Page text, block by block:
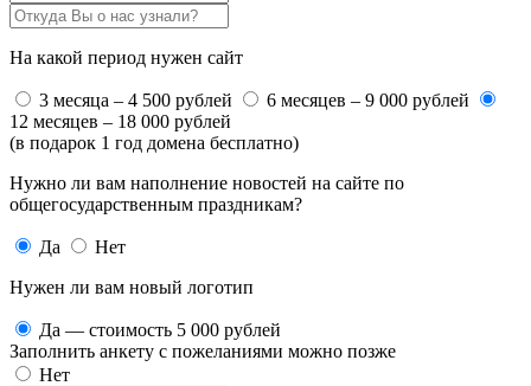
На какой период нужен сайт
3 месяца – 4 500 рублей
6 месяцев – 9 000 рублей
12 месяцев – 18 000 рублей
(в подарок 1 год домена бесплатно)
Нужно ли вам наполнение новостей на сайте по
общегосударственным праздникам?
Да
Нет
Нужен ли вам новый логотип
Да — стоимость 5 000 рублей
Заполнить анкету с пожеланиями можно позже
Нет